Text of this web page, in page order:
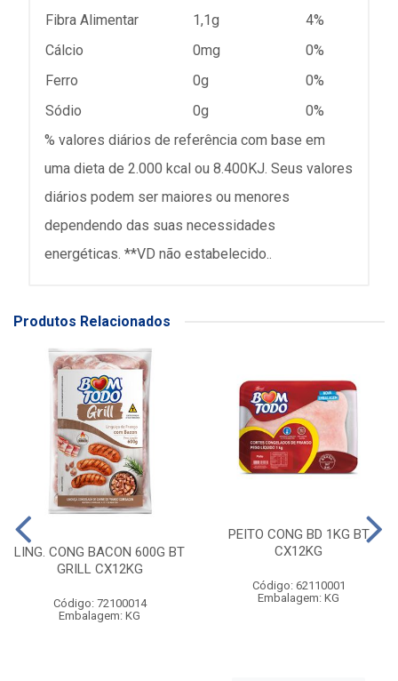
Fibra Alimentar
1,1g
4%
Cálcio
0mg
0%
Ferro
0g
0%
Sódio
0g
0%
% valores diários de referência com base em
uma dieta de 2.000 kcal ou 8.400KJ. Seus valores
diários podem ser maiores ou menores
dependendo das suas necessidades
energéticas. **VD não estabelecido..
Produtos Relacionados
LING. CONG BACON 600G BT
GRILL CX12KG
Código: 72100014
Embalagem: KG
PEITO CONG BD 1KG BT
CX12KG
Código: 62110001
Embalagem: KG